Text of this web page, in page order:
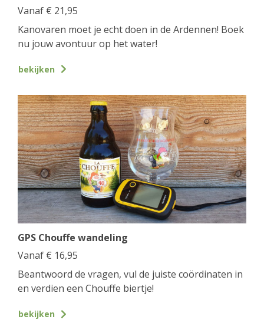
Vanaf € 21,95
Kanovaren moet je echt doen in de Ardennen! Boek
nu jouw avontuur op het water!
bekijken
GPS Chouffe wandeling
Vanaf € 16,95
Beantwoord de vragen, vul de juiste coördinaten in
en verdien een Chouffe biertje!
bekijken